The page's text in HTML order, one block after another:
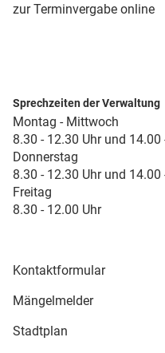
zur Terminvergabe online
Sprechzeiten der Verwaltung
Montag - Mittwoch
8.30 - 12.30 Uhr und 14.00
Donnerstag
8.30 - 12.30 Uhr und 14.00
Freitag
8.30 - 12.00 Uhr
Kontaktformular
Mängelmelder
Stadtplan